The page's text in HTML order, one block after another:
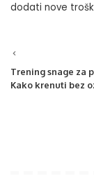
dodati nove
Trening snage za
Kako krenuti bez